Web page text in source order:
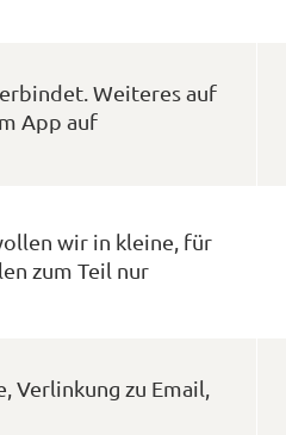
Weiteres auf
App auf
wir in kleine, für
zum Teil nur
Verlinkung zu Email,